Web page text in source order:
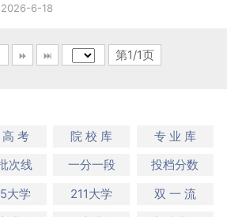
2026-6-18
第1/1页
高 考 院 校 库
专 业 库
次线 一分一段
投档分数
大学 211大学
双 一 流